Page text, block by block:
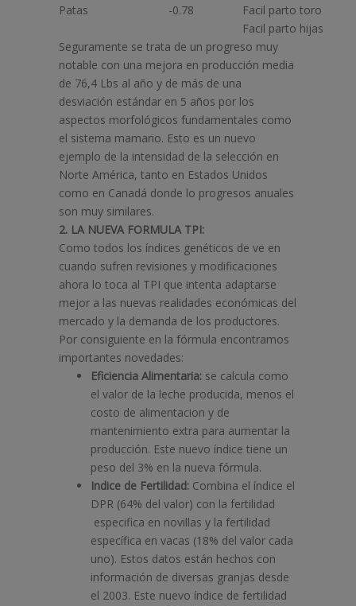
Patas
-0.78
Facil parto toro
Facil parto hijas
Seguramente se trata de un progreso muy
notable con una mejora en producción media
de 76,4 Lbs al año y de más de una
desviación estándar en 5 años por los
aspectos morfológicos fundamentales como
el sistema mamario. Esto es un nuevo
ejemplo de la intensidad de la selección en
Norte América, tanto en Estados Unidos
como en Canadá donde lo progresos anuales
son muy similares.
2. LA NUEVA FORMULA TPI:
Como todos los índices genéticos de ve en
cuando sufren revisiones y modificaciones
ahora lo toca al TPI que intenta adaptarse
mejor a las nuevas realidades económicas del
mercado y la demanda de los productores.
Por consiguiente en la fórmula encontramos
importantes novedades:
Eficiencia Alimentaria: se calcula como
el valor de la leche producida, menos el
costo de alimentacion y de
mantenimiento extra para aumentar la
producción. Este nuevo índice tiene un
peso del 3% en la nueva fórmula.
Indice de Fertilidad: Combina el índice el
DPR (64% del valor) con la fertilidad
especifica en novillas y la fertilidad
específica en vacas (18% del valor cada
uno). Estos datos están hechos con
información de diversas granjas desde
el 2003. Este nuevo índice de fertilidad